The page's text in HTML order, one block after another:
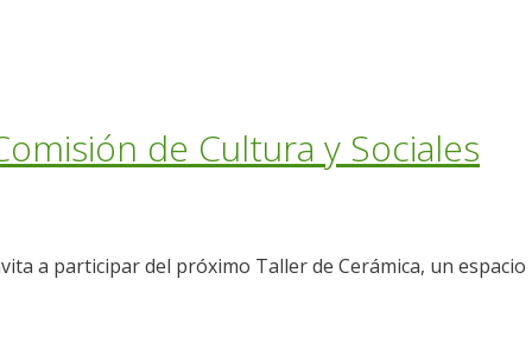
de Cultura y Sociales
a participar del próximo Taller de Cerámica, un